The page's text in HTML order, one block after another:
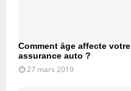
Comment âge affecte votre
assurance auto ?
27 mars 2019